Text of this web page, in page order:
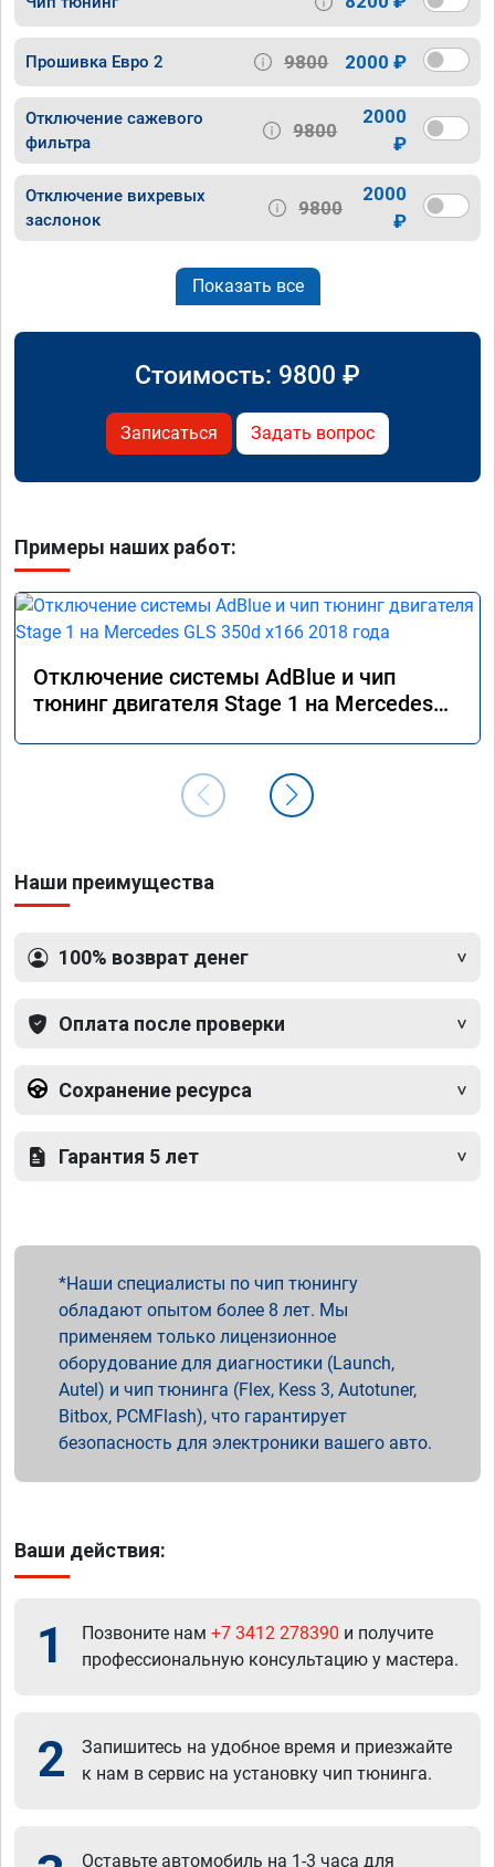
Прошивка Евро 2 9800 2000 ₽
Отключение сажевого
фильтра
9800
2000
₽
Отключение вихревых
заслонок
9800
2000
₽
Показать все
Стоимость: 9800 ₽
Записаться Задать вопрос
Примеры наших работ:
Отключение системы AdBlue и чип
тюнинг двигателя Stage 1 на Mercedes
Наши преимущества
100% возврат денег
Оплата после проверки
Сохранение ресурса
Гарантия 5 лет
Наши специалисты по чип тюнингу
обладают опытом более 8 лет. Мы
применяем только лицензионное
оборудование для диагностики (Launch,
Autel) и чип тюнинга (Flex, Kess 3, Autotuner,
Bitbox, PCMFlash), что гарантирует
безопасность для электроники вашего авто.
Ваши действия:
1 Позвоните нам +7 3412 278390 и получите
профессиональную консультацию у мастера.
2
Запишитесь на удобное время и приезжайте
к нам в сервис на установку чип тюнинга.
Оставьте автомобиль на 1-3 часа для